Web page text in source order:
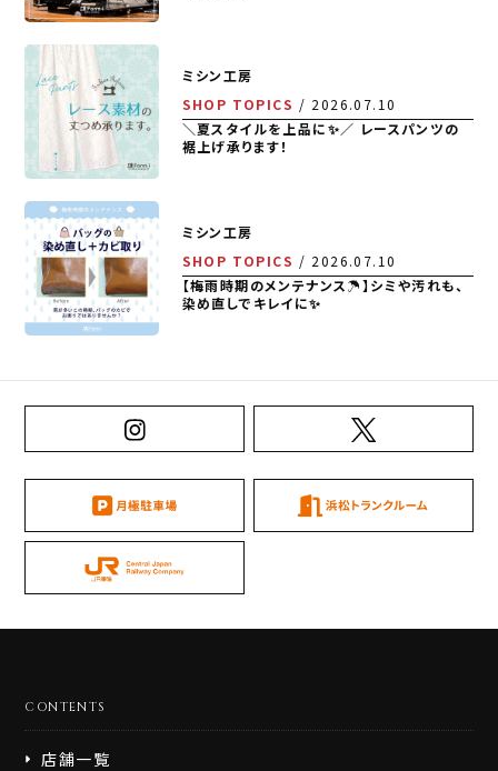
ミシン工房
SHOP TOPICS
2026.07.10
＼夏スタイルを上品に✨／ レースパンツの
裾上げ承ります！
ミシン工房
SHOP TOPICS
2026.07.10
【梅雨時期のメンテナンス☂️】シミや汚れも、
染め直しでキレイに✨
CONTENTS
店舗一覧